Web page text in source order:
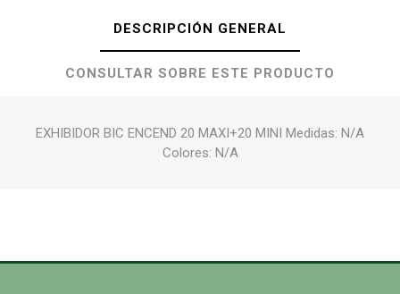
DESCRIPCIÓN GENERAL
CONSULTAR SOBRE ESTE PRODUCTO
EXHIBIDOR BIC ENCEND 20 MAXI+20 MINI Medidas: N/A
Colores: N/A